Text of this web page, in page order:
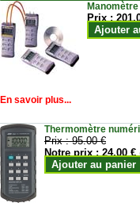
Prix :
Ajouter
En savoir plus...
Thermomètre
Prix :95.00 €
Notre prix :24.00 €
Ajouter au panier